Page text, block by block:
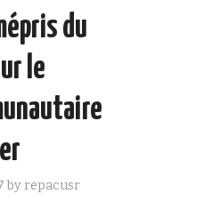
du
le
byrepacusr